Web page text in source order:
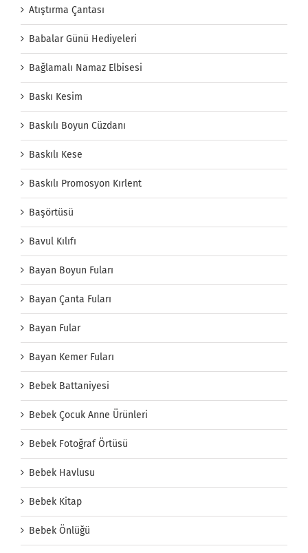
Atıştırma Çantası
Babalar Günü Hediyeleri
Bağlamalı Namaz Elbisesi
Baskı Kesim
Baskılı Boyun Cüzdanı
Baskılı Kese
Baskılı Promosyon Kırlent
Başörtüsü
Bavul Kılıfı
Bayan Boyun Fuları
Bayan Çanta Fuları
Bayan Fular
Bayan Kemer Fuları
Bebek Battaniyesi
Bebek Çocuk Anne Ürünleri
Bebek Fotoğraf Örtüsü
Bebek Havlusu
Bebek Kitap
Bebek Önlüğü